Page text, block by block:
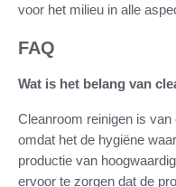
voor het milieu in alle
FAQ
Wat is het belang van
Cleanroom reinigen is
omdat het de hygiëne
productie van
ervoor te zorgen dat de